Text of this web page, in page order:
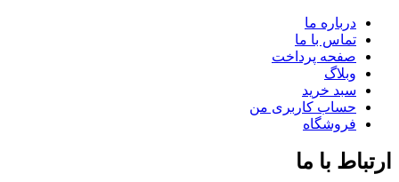
درباره ما
تماس با ما
صفحه پرداخت
وبلاگ
سبد خرید
حساب کاربری من
فروشگاه
ارتباط با ما